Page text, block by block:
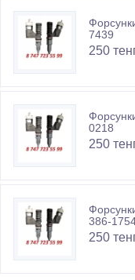
7439
250
0218
250
386-
250